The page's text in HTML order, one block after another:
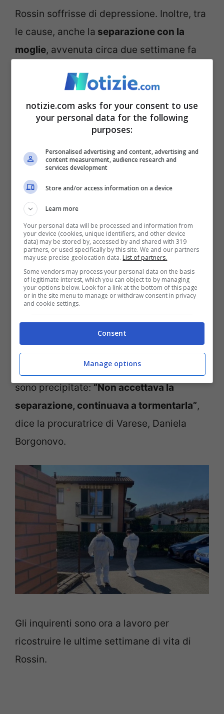
Rossin soffrisse di depressione. Inoltre, tra
le cause, anche la separazione con la
moglie, avvenuta circa due settimane fa
“Lo sapevo, non dovevo lasciarli con lui”,
dice ora mamma Luana, 35 anni, che ieri
ha ritrovato i corpi senza vita dei suoi due
piccoli. Infatti, è stata proprio lei rendersi
conto della tragedia, quando – andata a
riprendere i due bambini dall’abitazione
del loro padre probabilmente per portarli a
scuola – li ha ritrovati senza vita. Disperata
anche Maria, la nonna materna dei piccoli:
“Lei non voleva, non si sentiva tranquilla a
saperli con lui”,secondo quanto riportato
da La Stampa. Secondo quanto ricostruito
dagli inquirenti e confermato dalla Procura
di Varese, da tempo soffriva di disturbi
psichici. Se inizialmente il divorzio era
stato accolto di buon grado, le cose poi
sono precipitate: “Non accettava la
separazione, continuava a tormentarla”,
dice la procuratrice di Varese, Daniela
Borgonovo.
Gli inquirenti sono ora a lavoro per
ricostruire le ultime settimane di vita di
Rossin.
notizie.com asks for your consent to use
your personal data for the following
purposes:
Personalised advertising and content, advertising and
content measurement, audience research and
services development
Store and/or access information on a device
Learn more
Your personal data will be processed and information from
your device (cookies, unique identifiers, and other device
data) may be stored by, accessed by and shared with 319
partners, or used specifically by this site. We and our partners
may use precise geolocation data. List of partners.
Some vendors may process your personal data on the basis
of legitimate interest, which you can object to by managing
your options below. Look for a link at the bottom of this page
or in the site menu to manage or withdraw consent in privacy
and cookie settings.
Consent
Manage options